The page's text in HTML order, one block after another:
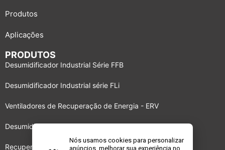
Produtos
Aplicações
PRODUTOS
Desumidificador Industrial Série FFB
Desumidificador Industrial série FLi
Ventiladores de Recuperação de Energia - ERV
Desumidificador Industrial série BBS
Recuperadores de energia DRI
Nós usamos cookies para personalizar
anúncios, melhorar sua experiência no